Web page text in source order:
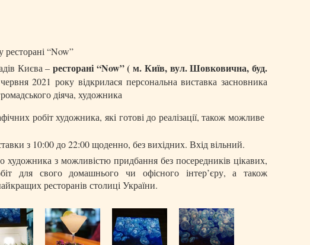
“Now”
Києва –ресторані “Now” ( м. Київ, вул. Шовковична, буд.
2021 року відкрилася персональна виставка засновника
діяча, художника
робіт художника, які готові до реалізації, також можливе
з 10:00 до 22:00 щоденно, без вихідних. Вхід вільний.
художника з можливістю придбання без посередників цікавих,
для свого домашнього чи офісного інтер’єру, а також
ресторанів столиці України.